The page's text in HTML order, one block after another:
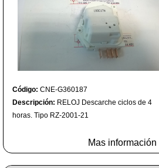
Código: CNE-G360187
Descripción: RELOJ Descarche ciclos de 4
horas. Tipo RZ-2001-21
Mas información